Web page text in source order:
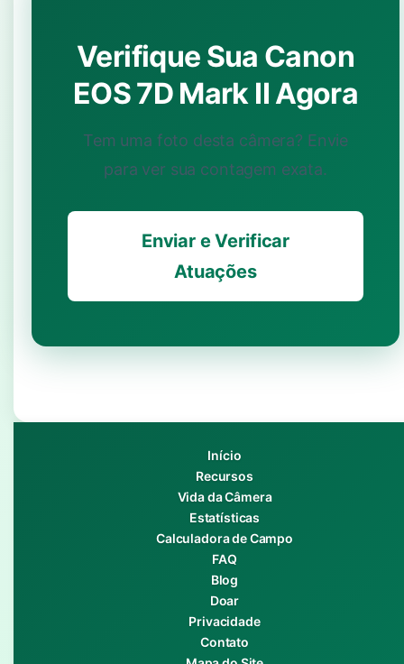
Verifique Sua Canon
EOS 7D Mark II Agora
Tem uma foto desta câmera? Envie
para ver sua contagem exata.
Enviar e Verificar
Atuações
Início
Recursos
Vida da Câmera
Estatísticas
Calculadora de Campo
FAQ
Blog
Doar
Privacidade
Contato